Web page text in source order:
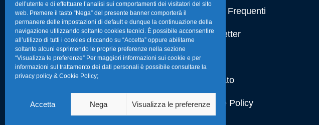
dell’utente e di effettuare l’analisi sui comportamenti dei visitatori del sito
web. Premere il tasto “Nega” del presente banner comporterà il
permanere delle impostazioni di default e dunque la continuazione della
navigazione utilizzando soltanto cookies tecnici. È possibile acconsentire
all’utilizzo di tutti i cookies cliccando su “Accetta” oppure abilitarne
soltanto alcuni esprimendo le proprie preferenze nella sezione
“Visualizza le preferenze” Per maggiori informazioni sui cookie e per
informazioni sul trattamento dei dati personali è possibile consultare la
privacy policy & Cookie Policy;
Accetta Nega Visualizza le preferenze
Sede Nazionale Anap Confartigianato:
Indirizzo: Via S. Giovanni in Laterano,
152 – 00184 Roma RM
Telefono: 0670374202
E-mail: anap@confartigianato.it
FAQ – Domande Frequenti
La nostra Newsletter
Link Utili
TG Confartigianato
Privacy & Cookie Policy